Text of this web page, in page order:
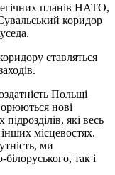
планів НАТО,
коридор
ставляться
Польщі
нові
які весь
місцевостях.
ми
так і